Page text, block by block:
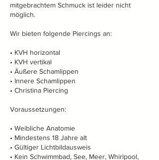
mitgebrachtem Schmuck ist leider nicht
möglich.
Wir bieten folgende Piercings an:
• KVH horizontal
• KVH vertikal
• Äußere Schamlippen
• Innere Schamlippen
• Christina Piercing
Voraussetzungen:
• Weibliche Anatomie
• Mindestens 18 Jahre alt
• Gültiger Lichtbildausweis
• Kein Schwimmbad, See, Meer, Whirlpool,